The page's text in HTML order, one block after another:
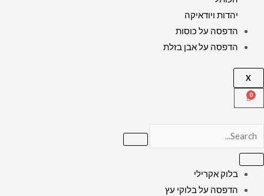
יהדות ויודאיקה
הדפסה על כוסות
הדפסה על אבן בזלת
X
בלוק אקרילי
הדפסה על בלוקי עץ